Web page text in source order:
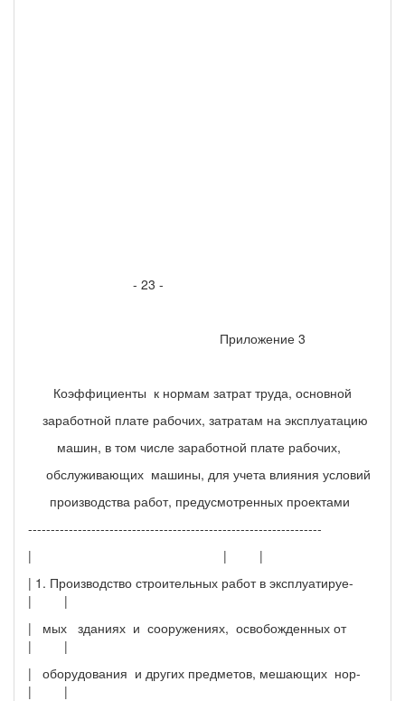
- 23 -
Приложение 3
Коэффициенты к нормам затрат труда, основной
заработной плате рабочих, затратам на эксплуатацию
машин, в том числе заработной плате рабочих,
обслуживающих машины, для учета влияния условий
производства работ, предусмотренных проектами
-----------------------------------------------------------------
| | |
| 1. Производство строительных работ в эксплуатируе-
| |
| мых зданиях и сооружениях, освобожденных от
| |
| оборудования и других предметов, мешающих нор-
| |